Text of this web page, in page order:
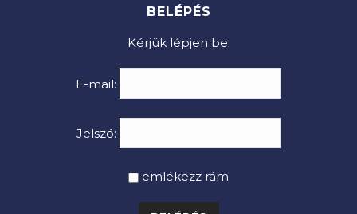
BELÉPÉS
Kérjük lépjen be.
E-mail:
Jelszó:
emlékezz rám